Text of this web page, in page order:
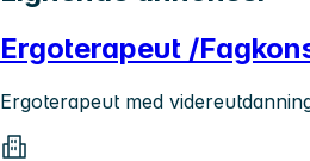
Ergoterapeut /
Ergoterapeut med